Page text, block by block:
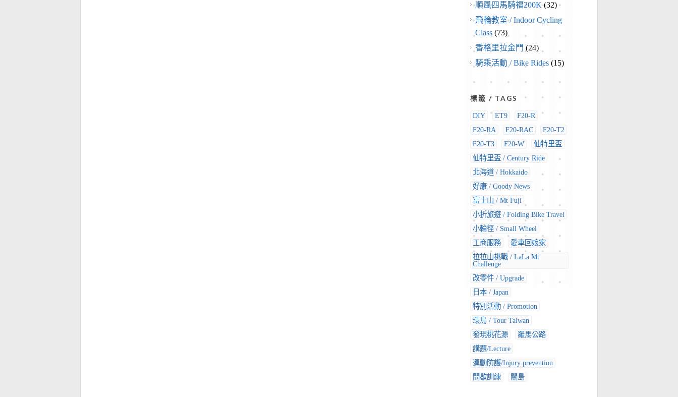
順風四馬騎福200K(32)
飛輪教室 / Indoor Cycling
Class (73)
香格里拉金門 (24)
騎乘活動 / Bike Rides (15)
標籤 / TAGS
DIY ET9
F20-R
F20-RA
F20-RAC
F20-T2
F20-T3
F20-W
仙特里盃
仙特里盃 / Century Ride
北海道 / Hokkaido
好康 / Goody News
富士山 / Mt Fuji
小折旅遊 / Folding Bike Travel
小輪徑 / Small Wheel
工商服務
愛車回娘家
拉拉山挑戰 / LaLa Mt
Challenge
改零件 / Upgrade
日本 / Japan
特別活動 / Promotion
環島 / Tour Taiwan
發現桃花源
羅馬公路
講題/Lecture
運動防護/Injury prevention
間歇訓練
關島